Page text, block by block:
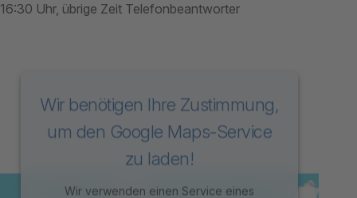
16:30 Uhr, übrige Zeit Telefonbeantworter
Wir benötigen Ihre Zustimmung,
um den Google Maps-Service
zu laden!
Wir verwenden einen Service eines